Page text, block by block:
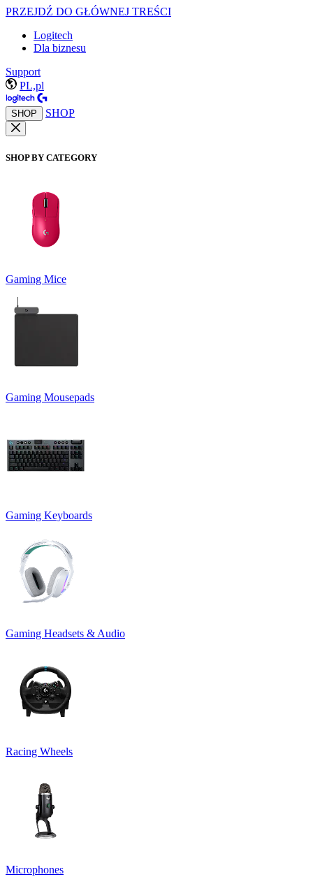
PRZEJDŹ DO GŁÓWNEJ TREŚCI
Logitech
Dla biznesu
Support
PL,pl
SHOP SHOP
SHOP BY CATEGORY
Gaming Mice
Gaming Mousepads
Gaming Keyboards
Gaming Headsets & Audio
Racing Wheels
Microphones